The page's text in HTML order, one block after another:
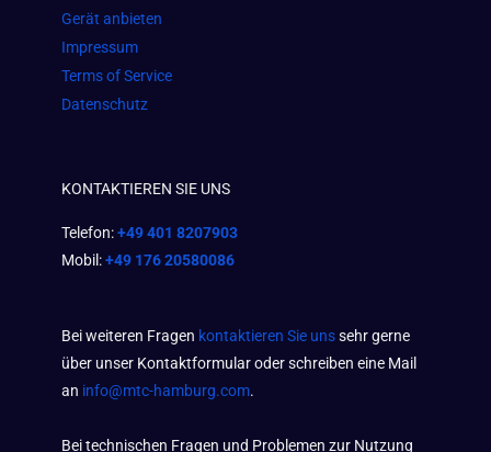
Gerät anbieten
Impressum
Terms of Service
Datenschutz
KONTAKTIEREN SIE UNS
Telefon:+49 401 8207903
Mobil:+49 176 20580086
Bei weiteren Fragen kontaktieren Sie unssehr gerne
über unser Kontaktformular oder schreiben eine Mail
an info@mtc-hamburg.com.
Bei technischen Fragen und Problemen zur Nutzung